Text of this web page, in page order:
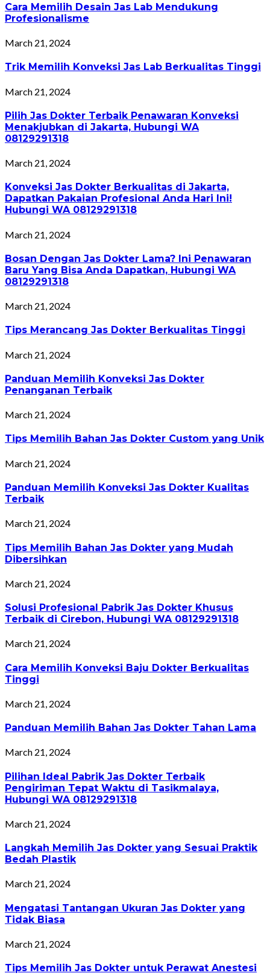
Cara Memilih Desain Jas Lab Mendukung
Profesionalisme
March 21, 2024
Trik Memilih Konveksi Jas Lab Berkualitas Tinggi
March 21, 2024
Pilih Jas Dokter Terbaik Penawaran Konveksi
Menakjubkan di Jakarta, Hubungi WA
08129291318
March 21, 2024
Konveksi Jas Dokter Berkualitas di Jakarta,
Dapatkan Pakaian Profesional Anda Hari Ini!
Hubungi WA 08129291318
March 21, 2024
Bosan Dengan Jas Dokter Lama? Ini Penawaran
Baru Yang Bisa Anda Dapatkan, Hubungi WA
08129291318
March 21, 2024
Tips Merancang Jas Dokter Berkualitas Tinggi
March 21, 2024
Panduan Memilih Konveksi Jas Dokter
Penanganan Terbaik
March 21, 2024
Tips Memilih Bahan Jas Dokter Custom yang Unik
March 21, 2024
Panduan Memilih Konveksi Jas Dokter Kualitas
Terbaik
March 21, 2024
Tips Memilih Bahan Jas Dokter yang Mudah
Dibersihkan
March 21, 2024
Solusi Profesional Pabrik Jas Dokter Khusus
Terbaik di Cirebon, Hubungi WA 08129291318
March 21, 2024
Cara Memilih Konveksi Baju Dokter Berkualitas
Tinggi
March 21, 2024
Panduan Memilih Bahan Jas Dokter Tahan Lama
March 21, 2024
Pilihan Ideal Pabrik Jas Dokter Terbaik
Pengiriman Tepat Waktu di Tasikmalaya,
Hubungi WA 08129291318
March 21, 2024
Langkah Memilih Jas Dokter yang Sesuai Praktik
Bedah Plastik
March 21, 2024
Mengatasi Tantangan Ukuran Jas Dokter yang
Tidak Biasa
March 21, 2024
Tips Memilih Jas Dokter untuk Perawat Anestesi